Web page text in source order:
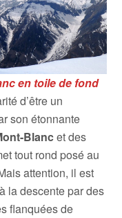
en toile de fond
d’être un
son étonnante
Blancet des
tout rond posé au
attention, il est
la descente par des
flanquées de